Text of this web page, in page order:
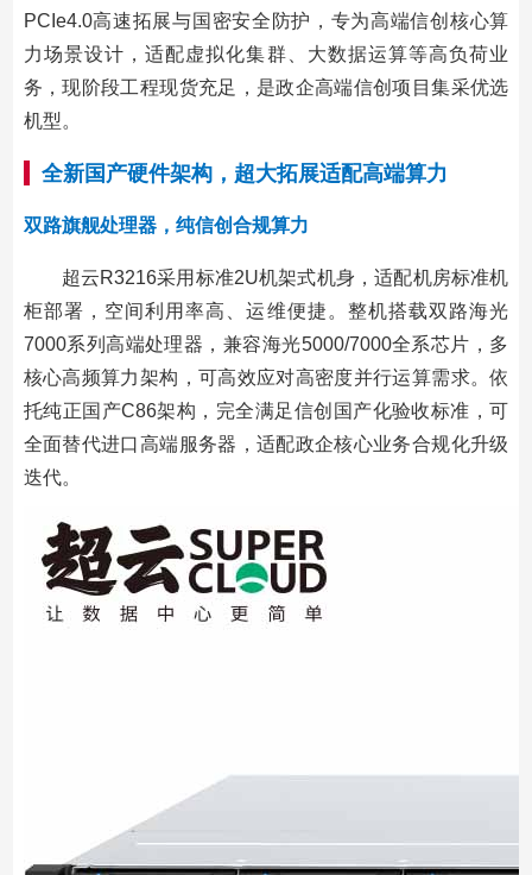
PCIe4.0高速拓展与国密安全防护，专为高端信创核心算
力场景设计，适配虚拟化集群、大数据运算等高负荷业
务，现阶段工程现货充足，是政企高端信创项目集采优选
机型。
全新国产硬件架构，超大拓展适配高端算力
双路旗舰处理器，纯信创合规算力
超云R3216采用标准2U机架式机身，适配机房标准机
柜部署，空间利用率高、运维便捷。整机搭载双路海光
7000系列高端处理器，兼容海光5000/7000全系芯片，多
核心高频算力架构，可高效应对高密度并行运算需求。依
托纯正国产C86架构，完全满足信创国产化验收标准，可
全面替代进口高端服务器，适配政企核心业务合规化升级
迭代。